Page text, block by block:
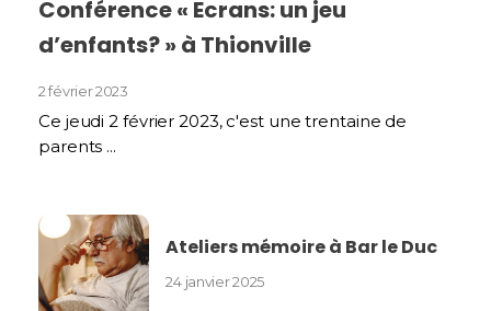
Conférence « Ecrans: un jeu
d’enfants? » à Thionville
2 février 2023
Ce jeudi 2 février 2023, c'est une trentaine de
parents ...
Ateliers mémoire à Bar le Duc
24 janvier 2025